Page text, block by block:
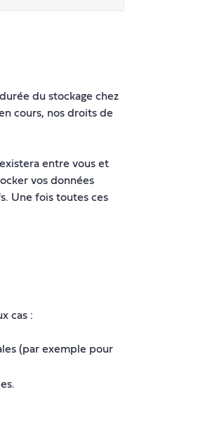
du stockage chez
cours, nos droits de
entre vous et
vos données
Une fois toutes ces
cas :
(par exemple pour